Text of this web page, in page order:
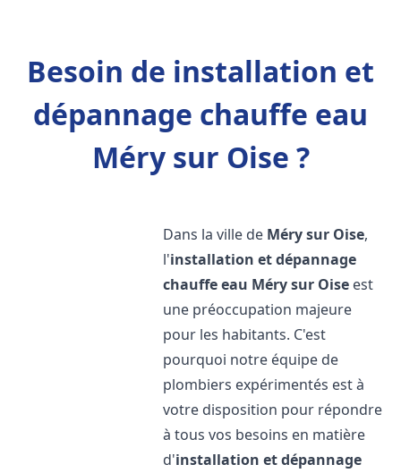
Besoin de installation et
dépannage chauffe eau
Méry sur Oise ?
Dans la ville de Méry sur Oise,
l'installation et dépannage
chauffe eau Méry sur Oise est
une préoccupation majeure
pour les habitants. C'est
pourquoi notre équipe de
plombiers expérimentés est à
votre disposition pour répondre
à tous vos besoins en matière
d'installation et dépannage